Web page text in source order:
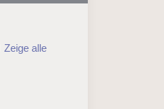
Zeige alle